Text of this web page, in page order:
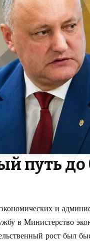
путь
и
в Министерство
рост был